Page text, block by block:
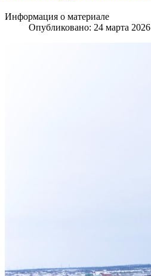
Информация о материале
Опубликовано: 24 марта 2026